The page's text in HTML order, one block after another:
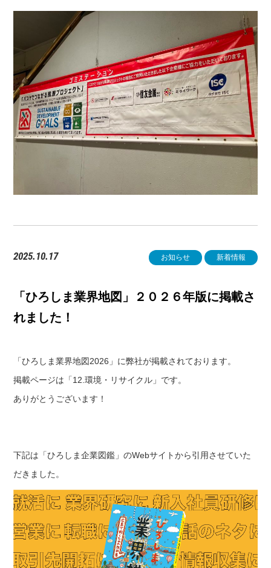
お知らせ 新着情報
2025.10.17
「ひろしま業界地図」２０２６年版に掲載さ
れました！
「ひろしま業界地図2026」に弊社が掲載されております。
掲載ページは「12.環境・リサイクル」です。
ありがとうございます！
下記は「ひろしま企業図鑑」のWebサイトから引用させていた
だきました。